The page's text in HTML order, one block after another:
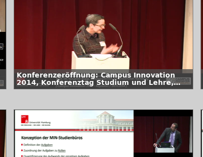
Konferenzeröffnung: Campus Innovation
2014, Konferenztag Studium und Lehre,
Jahrestagung des Universitätskollegs